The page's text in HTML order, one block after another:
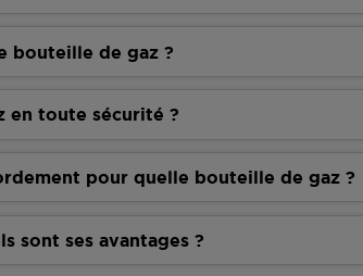
bouteille de gaz ?
en toute sécurité ?
pour quelle bouteille de gaz ?
sont ses avantages ?